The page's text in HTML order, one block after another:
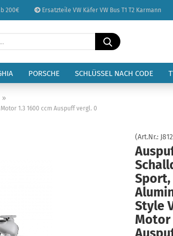
200€ Ersatzteile VW Käfer VW Bus T1 T2 Karmann
Sprache auswählen
Lieferland
Konto erstellen
Passwort vergessen?
Suche...
PORSCHE SCHLÜSSEL NACH CODE
»
1.3 1600 ccm Auspuff vergl. 0
(Art.Nr.:
Sport,
Style
Motor